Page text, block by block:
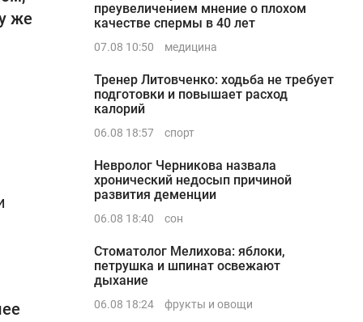
же
преувеличением мнение о плохом
качестве спермы в 40 лет
07.08 10:50 медицина
Тренер Литовченко: ходьба не требует
подготовки и повышает расход
калорий
06.08 18:57 спорт
Невролог Черникова назвала
хронический недосып причиной
развития деменции
06.08 18:40 сон
Стоматолог Мелихова: яблоки,
петрушка и шпинат освежают
дыхание
06.08 18:24 фрукты и овощи